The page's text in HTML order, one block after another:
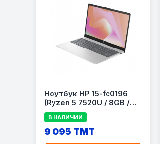
Ноутбук HP 15-fc0196
(Ryzen 5 7520U / 8GB /
512GB SSD / Radeon 610M
/ 15.6\&quot; FHD / Silver)
В НАЛИЧИИ
9 095 TMT